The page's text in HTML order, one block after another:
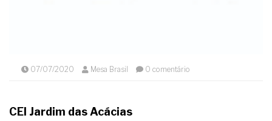
07/07/2020 Mesa Brasil 0 comentário
CEI Jardim das Acácias